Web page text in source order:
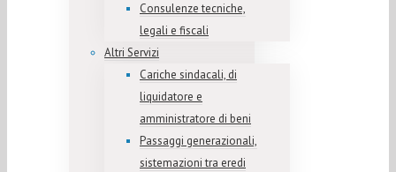
Consulenze tecniche,
legali e fiscali
Altri Servizi
Cariche sindacali, di
liquidatore e
amministratore di beni
Passaggi generazionali,
sistemazioni tra eredi